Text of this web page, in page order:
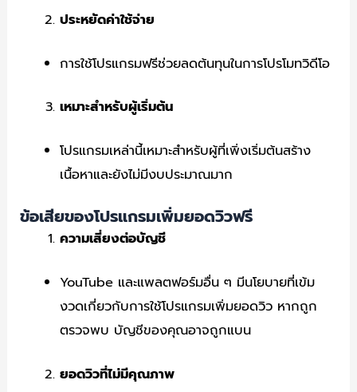
ประหยัดค่าใช้จ่าย
การใช้โปรแกรมฟรีช่วยลดต้นทุนในการโปรโมทวิดีโอ
เหมาะสำหรับผู้เริ่มต้น
โปรแกรมเหล่านี้เหมาะสำหรับผู้ที่เพิ่งเริ่มต้นสร้าง
เนื้อหาและยังไม่มีงบประมาณมาก
ข้อเสียของโปรแกรมเพิ่มยอดวิวฟรี
ความเสี่ยงต่อบัญชี
YouTube และแพลตฟอร์มอื่น ๆ มีนโยบายที่เข้ม
งวดเกี่ยวกับการใช้โปรแกรมเพิ่มยอดวิว หากถูก
ตรวจพบ บัญชีของคุณอาจถูกแบน
ยอดวิวที่ไม่มีคุณภาพ